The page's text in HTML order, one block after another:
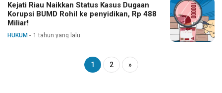
Kejati Riau Naikkan Status Kasus Dugaan
Korupsi BUMD Rohil ke penyidikan, Rp 488
Miliar!
HUKUM 1 tahun yang lalu
1 2 »